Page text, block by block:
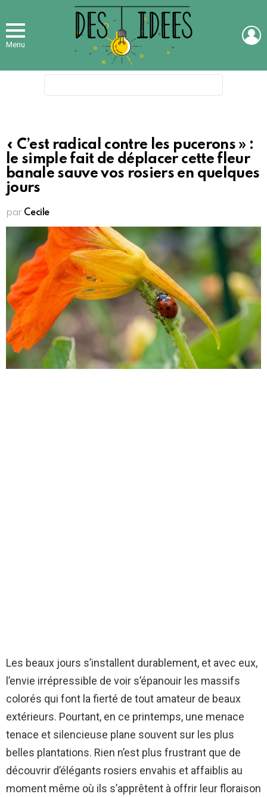
Menu
« C’est radical contre les pucerons » :
le simple fait de déplacer cette fleur
banale sauve vos rosiers en quelques
jours
par Cecile
Les beaux jours s’installent durablement, et avec eux,
l’envie irrépressible de voir s’épanouir les massifs
colorés qui font la fierté de tout amateur de beaux
extérieurs. Pourtant, en ce printemps, une menace
tenace et silencieuse plane souvent sur les plus
belles plantations. Rien n’est plus frustrant que de
découvrir d’élégants rosiers envahis et affaiblis au
moment même où ils s’apprêtent à offrir leur floraison